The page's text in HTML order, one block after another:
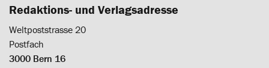
Redaktions- und Verlagsadresse
Weltpoststrasse 20
Postfach
3000 Bern 16